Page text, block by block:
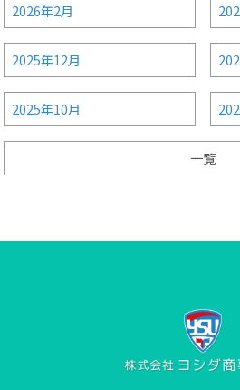
2026年2月
2025年12月
2025年10月
一覧